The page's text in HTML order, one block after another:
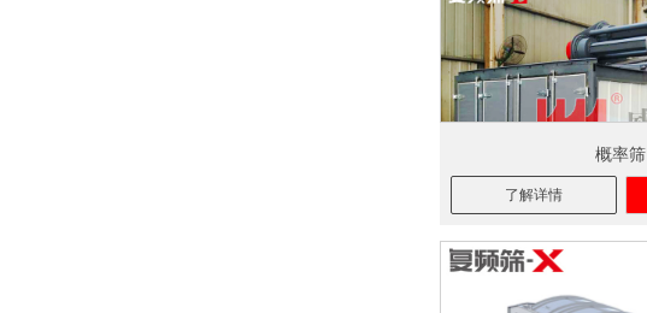
概率筛
了解详情